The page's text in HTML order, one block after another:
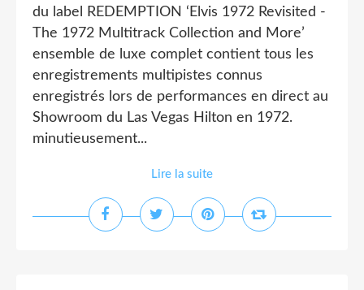
du label REDEMPTION ‘Elvis 1972 Revisited -
The 1972 Multitrack Collection and More’
ensemble de luxe complet contient tous les
enregistrements multipistes connus
enregistrés lors de performances en direct au
Showroom du Las Vegas Hilton en 1972.
minutieusement...
Lire la suite